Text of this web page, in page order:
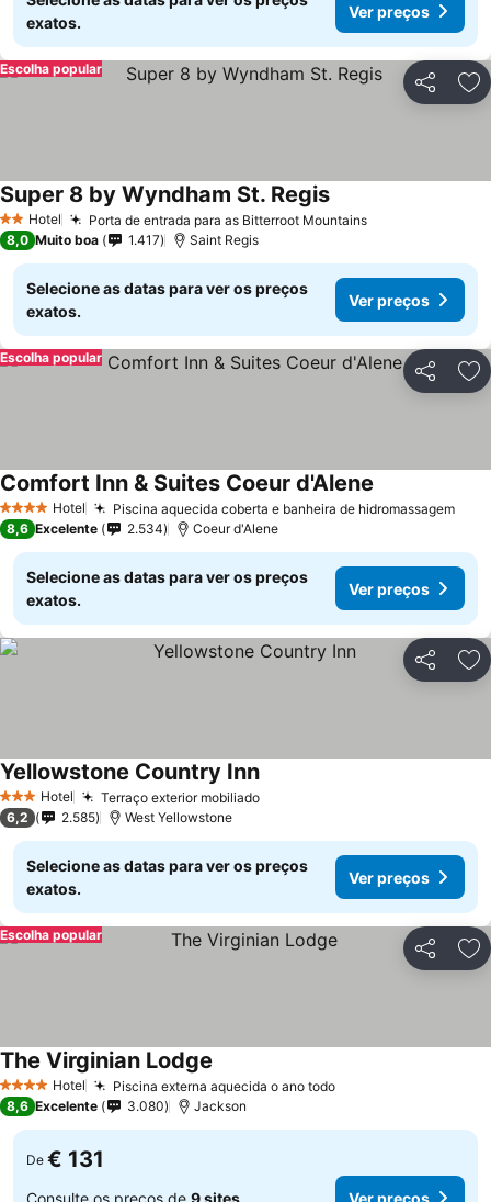
exatos.
Ver preços
Partilhar
Escolha popular
2 Estrelas
Hotel Porta de entrada para as Bitterroot MountainsVer preços
Super 8 by Wyndham St. RegisVer preços
8,0 Muito boa 1.417 Saint Regis
Selecione as datas para ver os preços
exatos.
Ver preços
Partilhar
Escolha popular
4 EstrelasHotel Piscina aquecida coberta e banheira de hidromassagemVer
Comfort Inn & Suites Coeur d'Alene
8,6 Excelente 2.534 Coeur d'Alene
Selecione as datas para ver os preços
exatos.
Ver preços
Partilhar
3 EstrelasHotel Terraço exterior mobiliadoVer preços
Yellowstone Country InnVer preços
6,2 2.585 West Yellowstone
Selecione as datas para ver os preços
exatos.
Ver preços
Partilhar
Escolha popular
4 EstrelasHotel Piscina externa aquecida o ano todoVer preços
The Virginian Lodge
8,6 Excelente 3.080 Jackson
De € 131
Consulte os preços de 9 sites Ver preços